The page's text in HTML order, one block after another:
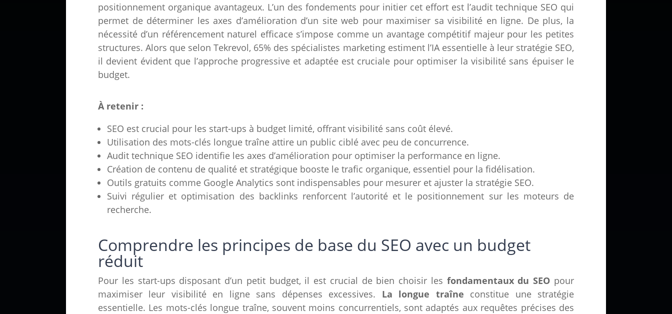
positionnement organique avantageux. L’un des fondements pour initier cet effort est l’audit technique SEO qui
permet de déterminer les axes d’amélioration d’un site web pour maximiser sa visibilité en ligne. De plus, la
nécessité d’un référencement naturel efficace s’impose comme un avantage compétitif majeur pour les petites
structures. Alors que selon Tekrevol, 65% des spécialistes marketing estiment l’IA essentielle à leur stratégie SEO,
il devient évident que l’approche progressive et adaptée est cruciale pour optimiser la visibilité sans épuiser le
budget.
À retenir :
SEO est crucial pour les start-ups à budget limité, offrant visibilité sans coût élevé.
Utilisation des mots-clés longue traîne attire un public ciblé avec peu de concurrence.
Audit technique SEO identifie les axes d’amélioration pour optimiser la performance en ligne.
Création de contenu de qualité et stratégique booste le trafic organique, essentiel pour la fidélisation.
Outils gratuits comme Google Analytics sont indispensables pour mesurer et ajuster la stratégie SEO.
Suivi régulier et optimisation des backlinks renforcent l’autorité et le positionnement sur les moteurs de
recherche.
Comprendre les principes de base du SEO avec un budget
réduit
Pour les start-ups disposant d’un petit budget, il est crucial de bien choisir les fondamentaux du SEO pour
maximiser leur visibilité en ligne sans dépenses excessives. La longue traîne constitue une stratégie
essentielle. Les mots-clés longue traîne, souvent moins concurrentiels, sont adaptés aux requêtes précises des